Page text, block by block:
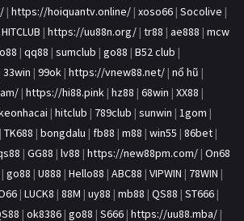
| https://hoiquantv.online/ | xoso66 | Socolive |
HITCLUB | https://uu88n.org/ | tr88 | ae888 | mcw
| qq88 | sumclub | go88 | B52 club |
33win | 99ok | https://vnew88.net/ | nổ hũ |
| https://hi88.pink | hz88 | 68win | XX88 |
| hitclub | 789club | sunwin | 1gom |
| TK688 | bongdalu | fb88 | m88 | win55 | 86bet |
| GG88 | lv88 | https://new88pm.com/ | On68
| go88 | U888 | Hello88 | ABC88 | VIPWIN | 78WIN |
| LUCK8 | 88M | uy88 | mb88 | QS88 | ST666 |
| ok8386 | go88 | S666 | https://uu88.mba/ |